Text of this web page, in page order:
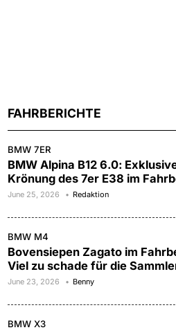
FAHRBERICHTE
BMW 7ER
BMW Alpina B12 6.0:
Krönung des 7er E38 im
June 25, 2026 Redaktion
BMW M4
Bovensiepen Zagato im
Viel zu schade für die
June 23, 2026 Benny
BMW X3